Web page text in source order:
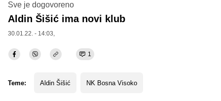
Sve je dogovoreno
Aldin Šišić ima novi klub
30.01.22. - 14:03,
1
Teme: Aldin Šišić NK Bosna Visoko